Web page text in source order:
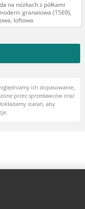
na nóżkach z półkami
granatowa (1569),
loftowa
ich dopasowanie,
przez sprzedawców oraz
starań, aby